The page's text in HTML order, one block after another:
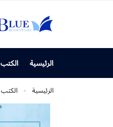
الرئيسية الكتب
الرئيسية » الكتب